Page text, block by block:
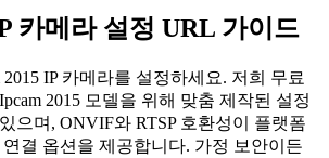
카메라 설정 URL 가이드
2015 IP 카메라를 설정하세요. 저희 무료
2015 모델을 위해 맞춤 제작된 설정
으며, ONVIF와 RTSP 호환성이 플랫폼
결 옵션을 제공합니다. 가정 보안이든